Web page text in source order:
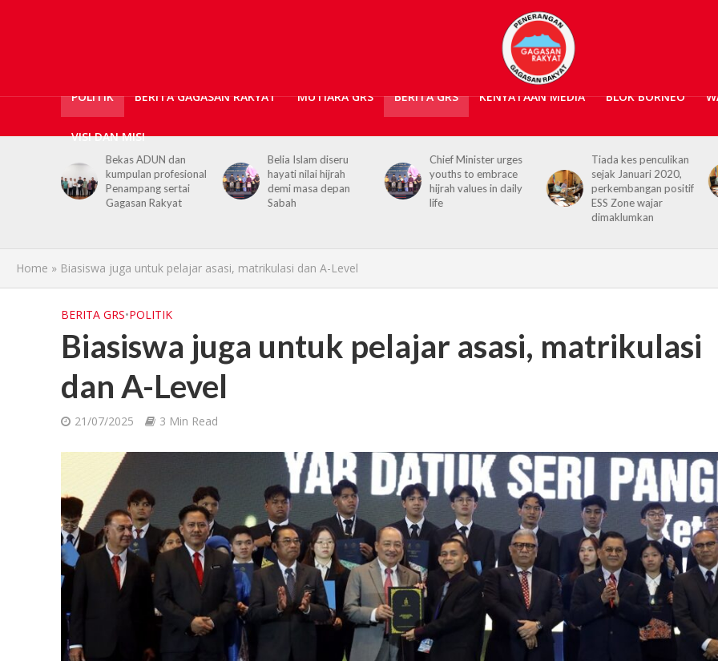
POLITIK BERITA GAGASAN RAKYAT MUTIARA GRS BERITA GRS KENYATAAN MEDIA BLOK BORNEO
VISI DAN MISI
kumpulan profesional
Penampang sertai
Gagasan Rakyat
Belia Islam diseru
hayati nilai hijrah
demi masa depan
Sabah
Chief Minister urges
youths to embrace
hijrah values in daily
Tiada kes penculikan
sejak Januari 2020,
perkembangan positif
ESS Zone wajar
No kidnap-
ransom
2020, Hajiji
Security
Home » Biasiswa juga untuk pelajar asasi, matrikulasi dan A-Level
BERITA GRS•POLITIK
Biasiswa juga untuk pelajar asasi, matrikulasi
dan A-Level
21/07/2025 3 Min Read